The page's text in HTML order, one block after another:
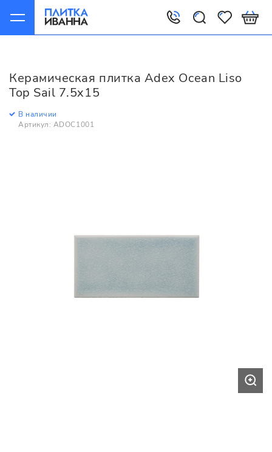
Керамическая плитка Adex Ocean Liso
Top Sail 7.5x15
В наличии
Артикул: ADOC1001